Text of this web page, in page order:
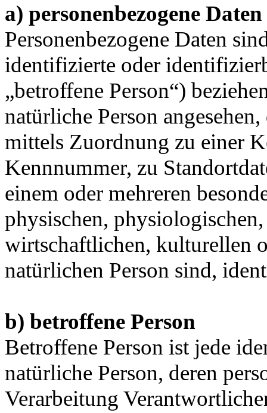
a) personenbezogene Daten
Personenbezogene Daten
identifizierte oder
„betroffene Person“)
natürliche Person
mittels Zuordnung zu einer
Kennnummer, zu
einem oder mehreren
physischen,
wirtschaftlichen, kulturellen
natürlichen Person sind,
b) betroffene Person
Betroffene Person ist jede
natürliche Person, deren
Verarbeitung